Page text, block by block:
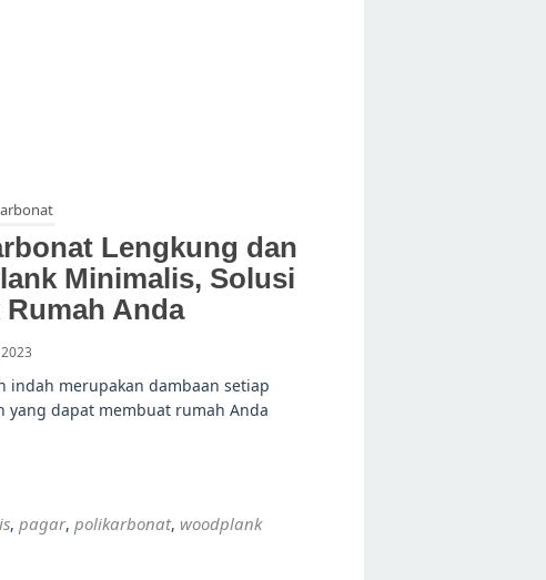
Lengkung dan
Minimalis, Solusi
Anda
indah merupakan dambaan setiap
yang dapat membuat rumah Anda
,pagar,polikarbonat, woodplank